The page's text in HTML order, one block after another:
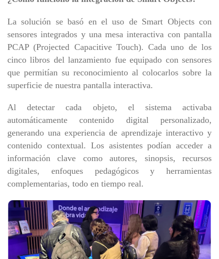
La solución se basó en el uso de Smart Objects con
sensores integrados y una mesa interactiva con pantalla
PCAP (Projected Capacitive Touch). Cada uno de los
cinco libros del lanzamiento fue equipado con sensores
que permitían su reconocimiento al colocarlos sobre la
superficie de nuestra pantalla interactiva.
Al detectar cada objeto, el sistema activaba
automáticamente contenido digital personalizado,
generando una experiencia de aprendizaje interactivo y
contenido contextual. Los asistentes podían acceder a
información clave como autores, sinopsis, recursos
digitales, enfoques pedagógicos y herramientas
complementarias, todo en tiempo real.